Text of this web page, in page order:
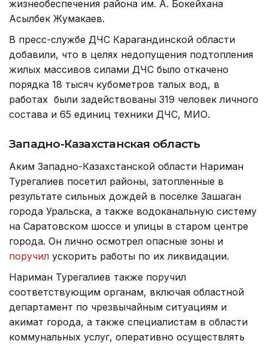
жизнеобеспечения района им. А. Бокейхана
Асылбек Жумакаев.
В пресс-службе ДЧС Карагандинской области
добавили, что в целях недопущения подтопления
жилых массивов силами ДЧС было откачено
порядка 18 тысяч кубометров талых вод, в
работах были задействованы 319 человек личного
состава и 65 единиц техники ДЧС, МИО.
Западно-Казахстанская область
Аким Западно-Казахстанской области Нариман
Турегалиев посетил районы, затопленные в
результате сильных дождей в поселке Зашаган
города Уральска, а также водоканальную систему
на Саратовском шоссе и улицы в старом центре
города. Он лично осмотрел опасные зоны и
поручил ускорить работы по их ликвидации.
Нариман Турегалиев также поручил
соответствующим органам, включая областной
департамент по чрезвычайным ситуациям и
акимат города, а также специалистам в области
коммунальных услуг, оперативно осуществлять